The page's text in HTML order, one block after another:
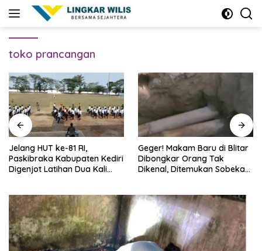
toko prancangan
Jelang HUT ke-81 RI,
Paskibraka Kabupaten Kediri
Digenjot Latihan Dua Kali
Geger! Makam Baru di Blitar
Dibongkar Orang Tak
Dikenal, Ditemukan Sobekan